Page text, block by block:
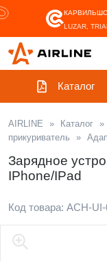
LUZAR,
Каталог
AIRLINE » Каталог »
прикуриватель
»
Зарядное
IPhone/IPad
Код товара: ACH-